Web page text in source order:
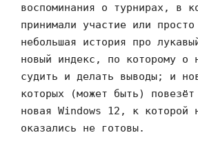
воспоминания о турнирах, в
принимали участие или
небольшая история про
новый индекс, по которому о
судить и делать выводы; и
которых (может быть)
новая Windows 12, к которой
оказались не готовы.